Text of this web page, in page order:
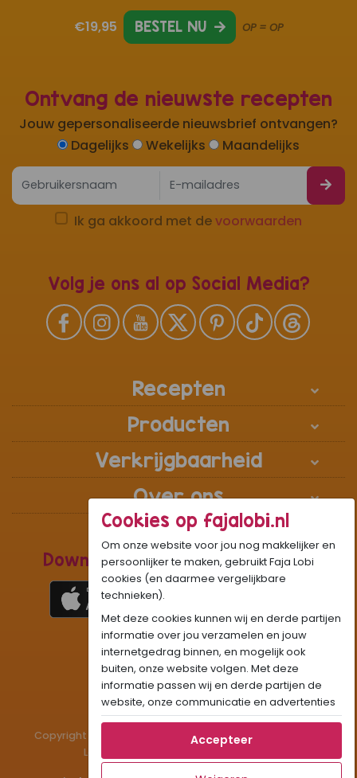
Ontvang de nieuwste recepten
Jouw gepersonaliseerde nieuwsbrief ontvangen?
Dagelijks
Wekelijks Maandelijks
Ik ga akkoord met devoorwaarden
Volg je ons al op Social Media?
Recepten
Producten
Verkrijgbaarheid
Over ons
Download de Recepten Webapp
WhatsApp Community:
Onze gifjes al eens geprobeerd?: GIF
Beleef Sandhia’s Recepten in:
€19,95 BESTEL NU OP = OP
Copyright © 1983 - 2026 Stichting Administratiekantoor
Laigsingh Holding. All rights reserved.
Cookies op fajalobi.nl
Om onze website voor jou nog makkelijker en
persoonlijker te maken, gebruikt Faja Lobi
cookies (en daarmee vergelijkbare
technieken).
Met deze cookies kunnen wij en derde partijen
informatie over jou verzamelen en jouw
internetgedrag binnen, en mogelijk ook
buiten, onze website volgen. Met deze
informatie passen wij en derde partijen de
website, onze communicatie en advertenties
aan op jouw interesses en profiel. Daarnaast
kan je door deze cookies informatie delen via
Accepteer